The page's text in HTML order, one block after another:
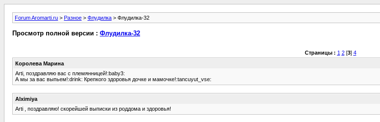
Forum Aromarti.ru > Разное > Флудилка > Флудилка-32
Просмотр полной версии : Флудилка-32
Страницы : 1 2[3] 4
Королева Марина
Arti, поздравляю вас с племянницей!:baby3:
А мы за вас выпьем!:drink: Крепкого здоровья дочке и мамочке!:tancuyut_vse:
Alximiya
Arti , поздравляю! скорейшей выписки из роддома и здоровья!